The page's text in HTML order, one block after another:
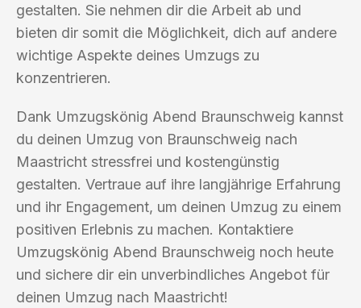
gestalten. Sie nehmen dir die Arbeit ab und
bieten dir somit die Möglichkeit, dich auf andere
wichtige Aspekte deines Umzugs zu
konzentrieren.
Dank Umzugskönig Abend Braunschweig kannst
du deinen Umzug von Braunschweig nach
Maastricht stressfrei und kostengünstig
gestalten. Vertraue auf ihre langjährige Erfahrung
und ihr Engagement, um deinen Umzug zu einem
positiven Erlebnis zu machen. Kontaktiere
Umzugskönig Abend Braunschweig noch heute
und sichere dir ein unverbindliches Angebot für
deinen Umzug nach Maastricht!